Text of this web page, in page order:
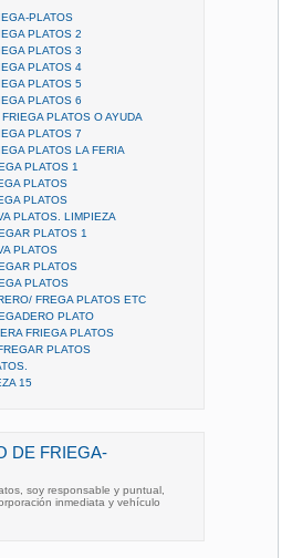
PLATOS
PLATOS 2
PLATOS 3
PLATOS 4
PLATOS 5
PLATOS 6
PLATOS O AYUDA
PLATOS 7
PLATOS LA FERIA
PLATOS 1
PLATOS
PLATOS
PLATOS. LIMPIEZA
PLATOS 1
PLATOS
PLATOS
PLATOS
FREGA PLATOS ETC
PLATO
FRIEGA PLATOS
PLATOS
15
DE FRIEGA-
soy responsable y puntual,
inmediata y vehículo